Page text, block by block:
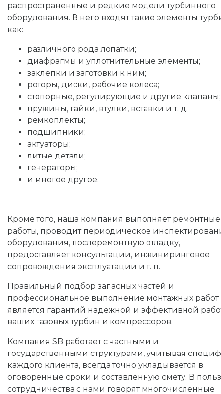
распространенные и редкие модели турбинного
оборудования. В него входят такие элементы
как:
различного рода лопатки;
диафрагмы и уплотнительные элементы;
заклепки и заготовки к ним;
роторы, диски, рабочие колеса;
стопорные, регулирующие и другие клапаны;
пружины, гайки, втулки, вставки и т. д.
ремкоплекты;
подшипники;
актуаторы;
литые детали;
генераторы;
и многое другое.
Кроме того, наша компания выполняет ремонтные
работы, проводит периодическое
оборудования, послеремонтную отладку,
предоставляет консультации, инжиниринговое
сопровождения эксплуатации и т. п.
Правильный подбор запасных частей и
профессиональное выполнение монтажных работ
является гарантий надежной и эффективной
ваших газовых турбин и компрессоров.
Компания SB работает с частными и
государственными структурами, учитывая
каждого клиента, всегда точно укладывается в
оговоренные сроки и составленную смету. В
сотрудничества с нами говорят многочисленные